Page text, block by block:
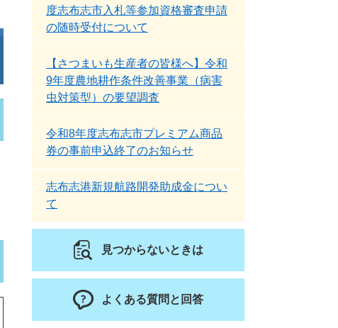
度志布志市入札等参加資格審査申請
の随時受付について
【さつまいも生産者の皆様へ】令和
9年度農地耕作条件改善事業（病害
虫対策型）の要望調査
令和8年度志布志市プレミアム商品
券の事前申込終了のお知らせ
志布志港新規航路開発助成金につい
て
見つからないときは
よくある質問と回答